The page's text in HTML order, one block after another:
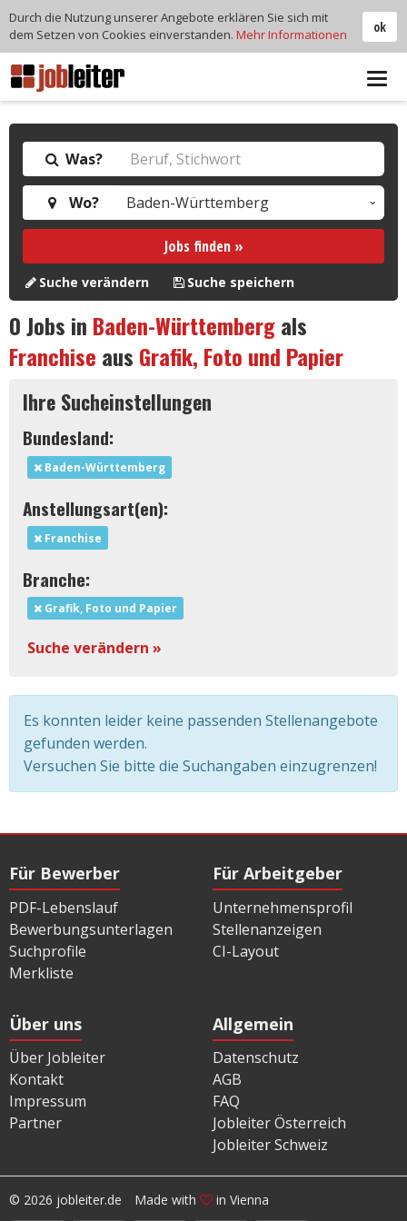
Was?
Wo?
Jobs finden »
Suche verändern Suche speichern
0Jobs in Baden-Württembergals
Franchise aus Grafik, Foto und Papier
Ihre Sucheinstellungen
Bundesland:
Baden-Württemberg
Anstellungsart(en):
Franchise
Branche:
Grafik, Foto und Papier
Suche verändern »
Es konnten leider keine passenden Stellenangebote
gefunden werden.
Versuchen Sie bitte die Suchangaben einzugrenzen!
Für Bewerber
PDF-Lebenslauf
Bewerbungsunterlagen
Suchprofile
Merkliste
Für Arbeitgeber
Unternehmensprofil
Stellenanzeigen
CI-Layout
Über uns
Über Jobleiter
Kontakt
Impressum
Partner
Allgemein
Datenschutz
AGB
FAQ
Jobleiter Österreich
Jobleiter Schweiz
© 2026 jobleiter.de Made with in Vienna
ok
Durch die Nutzung unserer Angebote erklären Sie sich mit
dem Setzen von Cookies einverstanden. Mehr Informationen